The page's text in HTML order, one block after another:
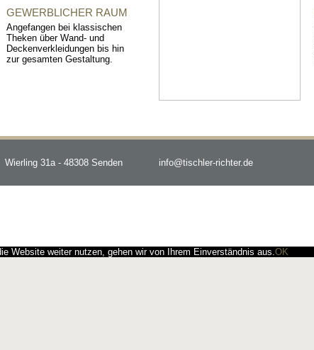
GEWERBLICHER RAUM
Angefangen bei klassischen
Theken über Wand- und
Deckenverkleidungen bis hin
zur gesamten Gestaltung.
Wierling 31a - 48308 Senden info@tischler-richter.de
Website weiter nutzen, gehen wir von Ihrem Einverständnis aus.OK